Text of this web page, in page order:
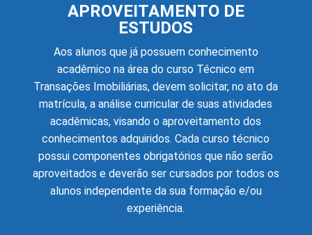
APROVEITAMENTO DE
ESTUDOS
Aos alunos que já possuem conhecimento
acadêmico na área do curso Técnico em
Transações Imobiliárias, devem solicitar, no ato da
matrícula, a análise curricular de suas atividades
acadêmicas, visando o aproveitamento dos
conhecimentos adquiridos. Cada curso técnico
possui componentes obrigatórios que não serão
aproveitados e deverão ser cursados por todos os
alunos independente da sua formação e/ou
experiência.